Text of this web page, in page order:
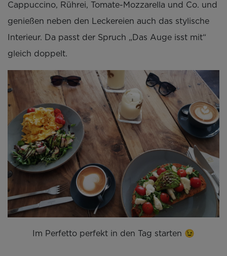
Cappuccino, Rührei, Tomate-Mozzarella und Co. und
genießen neben den Leckereien auch das stylische
Interieur. Da passt der Spruch „Das Auge isst mit“
gleich doppelt.
Im Perfetto perfekt in den Tag starten 😉